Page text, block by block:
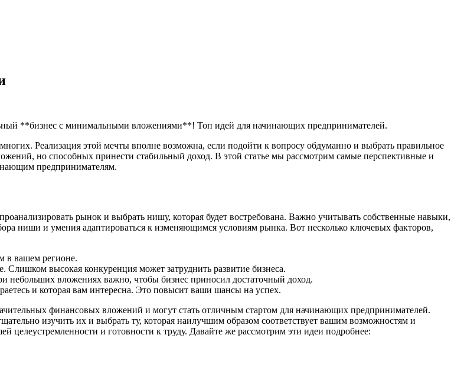
**бизнес с минимальными вложениями**! Топ идей для начинающих предпринимателей.
Реализация этой мечты вполне возможна, если подойти к вопросу обдуманно и выбрать правильное
но способных принести стабильный доход. В этой статье мы рассмотрим самые перспективные и
предпринимателям.
рынок и выбрать нишу, которая будет востребована. Важно учитывать собственные навыки,
ниши и умения адаптироваться к изменяющимся условиям рынка. Вот несколько ключевых факторов,
в вашем регионе.
высокая конкуренция может затруднить развитие бизнеса.
небольших вложениях важно, чтобы бизнес приносил достаточный доход.
и которая вам интересна. Это повысит ваши шансы на успех.
финансовых вложений и могут стать отличным стартом для начинающих предпринимателей.
изучить их и выбрать ту, которая наилучшим образом соответствует вашим возможностям и
целеустремленности и готовности к труду. Давайте же рассмотрим эти идеи подробнее: